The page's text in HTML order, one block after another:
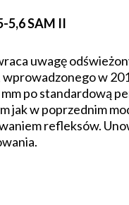
5,6 SAM II
uwagę
w
po standardową
jak w poprzednim
refleksów.